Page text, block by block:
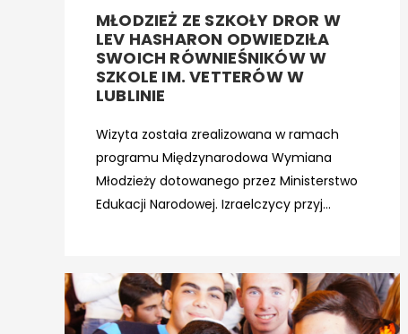
MŁODZIEŻ ZE SZKOŁY DROR W
LEV HASHARON ODWIEDZIŁA
SWOICH RÓWNIEŚNIKÓW W
SZKOLE IM. VETTERÓW W
LUBLINIE
Wizyta została zrealizowana w ramach
programu Międzynarodowa Wymiana
Młodzieży dotowanego przez Ministerstwo
Edukacji Narodowej. Izraelczycy przyj...